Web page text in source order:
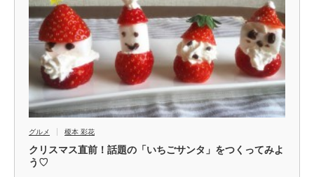
グルメ 榎本 彩花
クリスマス直前！話題の「いちごサンタ」をつくってみよ
う♡